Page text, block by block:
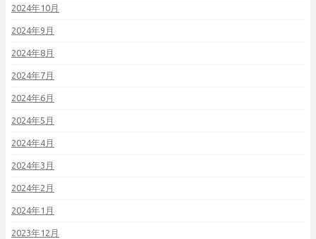
2024年10月
2024年9月
2024年8月
2024年7月
2024年6月
2024年5月
2024年4月
2024年3月
2024年2月
2024年1月
2023年12月